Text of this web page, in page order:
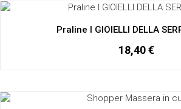
Praline I GIOIELLI DELLA
18,40 €